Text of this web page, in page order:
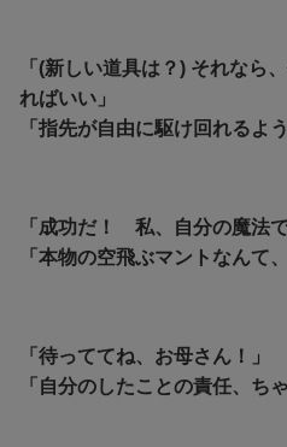
「(新しい道具は？) それなら
ればいい」
「指先が自由に駆け回れるよ
「成功だ！ 私、自分の魔法で
「本物の空飛ぶマントなんて
「待っててね、お母さん！」
「自分のしたことの責任、ち